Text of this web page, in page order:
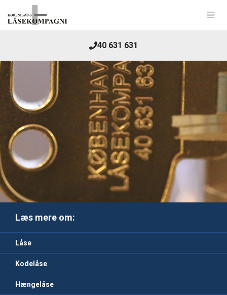
40 631 631
Læs mere om:
Låse
Kodelåse
Hængelåse